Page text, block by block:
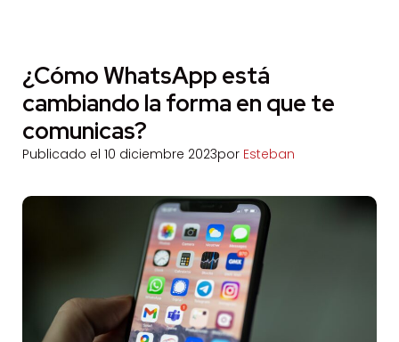
¿Cómo WhatsApp está
cambiando la forma en que te
comunicas?
Publicado el 10 diciembre 2023por Esteban